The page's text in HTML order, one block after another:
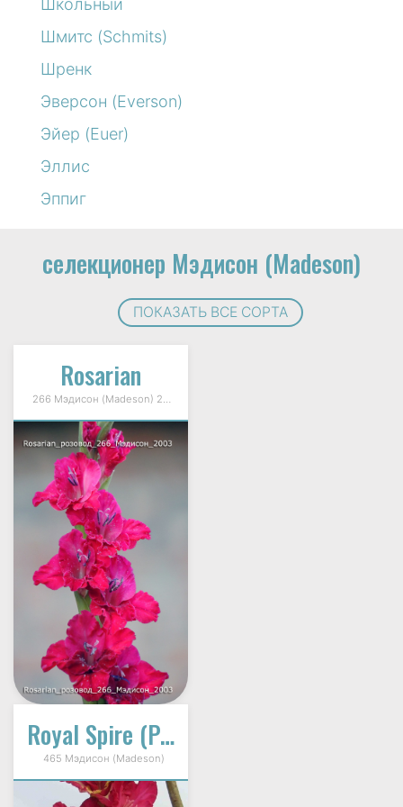
Шмитс (Schmits)
Шренк
Эверсон (Everson)
Эйер (Euer)
Эллис
Эппиг
селекционер Мэдисон (Madeson)
ПОКАЗАТЬ ВСЕ СОРТА
Rosarian
Royal Spire (Ройал Спаир)
465 Мэдисон (Madeson)